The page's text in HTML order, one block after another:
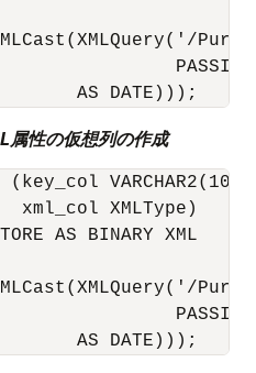
性の仮想列の作成
VARCHAR2(10)
xml_col XMLType)
AS BINARY XML